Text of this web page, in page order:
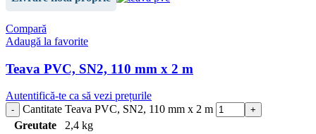
Compară
Adaugă la favorite
Teava PVC, SN2, 110 mm x 2 m
Autentifică-te ca să vezi prețurile
Cantitate Teava PVC, SN2, 110 mm x 2 m
Greutate
2,4 kg